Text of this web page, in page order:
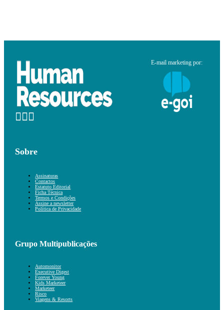
E-mail marketing por:
Sobre
Assinaturas
Contactos
Estatuto Editorial
Ficha Técnica
Termos e Condições
Assine a newsletter
Política de Privacidade
Grupo Multipublicações
Automonitor
Executive Digest
Forever Young
Kids Marketeer
Marketeer
Risco
Viagens & Resorts